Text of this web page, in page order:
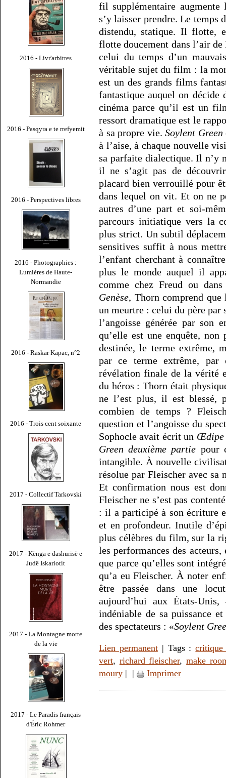
2016 - Livr'arbitres
2016 - Pasqyra e te rrefyemit
2016 - Perspectives libres
2016 - Photographies :
Lumières de Haute-
Normandie
2016 - Raskar Kapac, n°2
2016 - Trois cent soixante
2017 - Collectif Tarkovski
2017 - Kënga e dashurisë e
Judë Iskariotit
2017 - La Montagne morte
de la vie
2017 - Le Paradis français
d'Éric Rohmer
fil supplémentaire
s’y laisser prendre. Le temps
distendu, statique. Il flotte,
flotte doucement dans l’air
celui du temps d’un
véritable sujet du film : la
est un des grands films
fantastique auquel on
cinéma parce qu’il est un
ressort dramatique est le
à sa propre vie.Soylent Green
à l’aise, à chaque nouvelle
sa parfaite dialectique. Il n’y
il ne s’agit pas de
placard bien verrouillé pour
dans lequel on vit. Et on ne
autres d’une part et soi-
parcours initiatique vers la
plus strict. Un subtil
sensitives suffit à nous
l’enfant cherchant à
plus le monde auquel il
comme chez Freud ou
Genèse, Thorn comprend
un meurtre : celui du père par
l’angoisse générée par son
qu’elle est une enquête,
destinée, le terme extrême,
par ce terme extrême, par
révélation finale de la vérité
du héros : Thorn était
ne l’est plus, il est blessé,
combien de temps ?
question et l’angoisse du
Sophocle avait écrit un Œdipe
Green deuxième partie pour
intangible. À nouvelle
résolue par Fleischer avec sa
Et confirmation nous est
Fleischer ne s’est pas
: il a participé à son écriture
et en profondeur. Inutile
plus célèbres du film, sur la
les performances des
que parce qu’elles sont
qu’a eu Fleischer. À noter
être passée dans une
aujourd’hui aux États-
indéniable de sa puissance
des spectateurs : «Soylent
Lien permanent| Tags :critique
vert, richard fleischer,make
moury | | Imprimer